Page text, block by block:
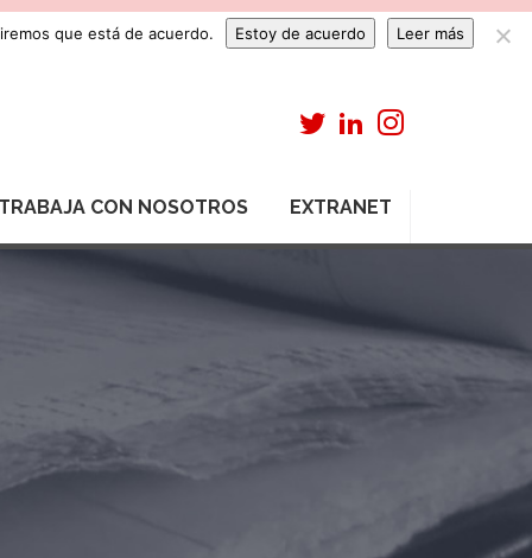
TRABAJA CON NOSOTROS EXTRANET
que está de acuerdo. Estoy de acuerdo Leer más